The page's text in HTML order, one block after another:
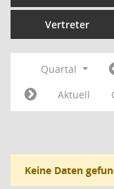
Vertreter
Quartal
Aktuell
Keine Daten